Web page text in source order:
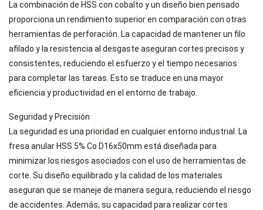
La combinación de HSS con cobalto y un diseño bien pensado
proporciona un rendimiento superior en comparación con otras
herramientas de perforación. La capacidad de mantener un filo
afilado y la resistencia al desgaste aseguran cortes precisos y
consistentes, reduciendo el esfuerzo y el tiempo necesarios
para completar las tareas. Esto se traduce en una mayor
eficiencia y productividad en el entorno de trabajo.
Seguridad y Precisión
La seguridad es una prioridad en cualquier entorno industrial. La
fresa anular HSS 5% Co D16x50mm está diseñada para
minimizar los riesgos asociados con el uso de herramientas de
corte. Su diseño equilibrado y la calidad de los materiales
aseguran que se maneje de manera segura, reduciendo el riesgo
de accidentes. Además, su capacidad para realizar cortes